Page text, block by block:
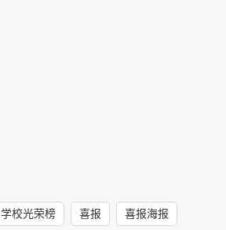
学校光荣榜 喜报 喜报海报